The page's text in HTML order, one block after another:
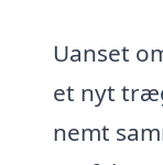
Uanset
et nyt
nemt